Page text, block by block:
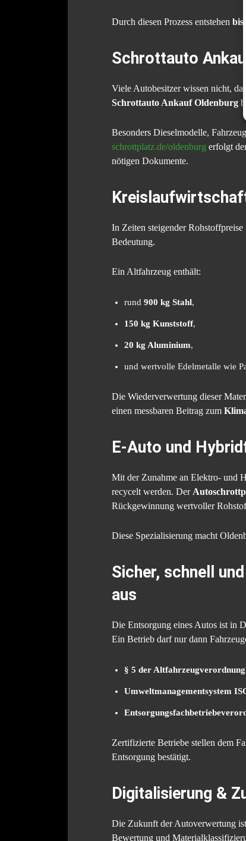
Durch diesen Prozess entstehen bis
Schrottauto
Viele Autobesitzer wissen nicht,
Schrottauto Ankauf Oldenburg
Besonders Dieselmodelle,
schrottplatz.de/oldenburg erfolgt
nötigen Dokumente.
In Zeiten steigender
Bedeutung.
Ein Altfahrzeug enthält:
rund 900 kg Stahl,
150 kg Kunststoff,
20 kg Aluminium,
und wertvolle Edelmetalle wie
Die Wiederverwertung dieser
einen messbaren Beitrag zum
E-Auto und
Mit der Zunahme an Elektro- und
recycelt werden. Der
Rückgewinnung wertvoller
Diese Spezialisierung macht
Sicher, schnell
aus
Die Entsorgung eines Autos ist in
Ein Betrieb darf nur dann
§ 5 der
Umweltmanagementsystem
Zertifizierte Betriebe stellen dem
Entsorgung bestätigt.
Digitalisierung &
Die Zukunft der Autoverwertung
Bewertung und